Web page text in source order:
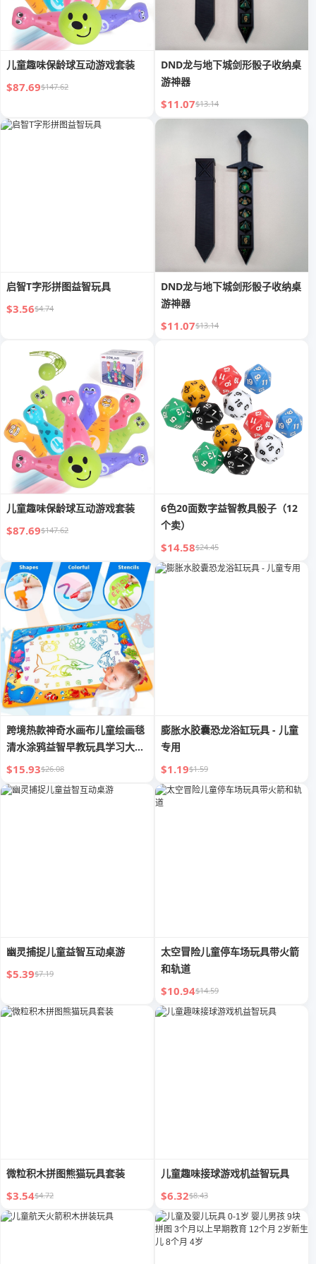
儿童趣味保龄球互动游戏套装
$87.69$147.62
DND龙与地下城剑形骰子收纳桌
游神器
$11.07$13.14
启智T字形拼图益智玩具
$3.56$4.74
DND龙与地下城剑形骰子收纳桌
游神器
$11.07$13.14
儿童趣味保龄球互动游戏套装
$87.69$147.62
6色20面数字益智教具骰子（12
个卖）
$14.58$24.45
跨境热款神奇水画布儿童绘画毯
清水涂鸦益智早教玩具学习大尺
寸新
$15.93$26.08
膨胀水胶囊恐龙浴缸玩具 - 儿童
专用
$1.19$1.59
幽灵捕捉儿童益智互动桌游
$5.39$7.19
太空冒险儿童停车场玩具带火箭
和轨道
$10.94$14.59
微粒积木拼图熊猫玩具套装
$3.54$4.72
儿童趣味接球游戏机益智玩具
$6.32$8.43